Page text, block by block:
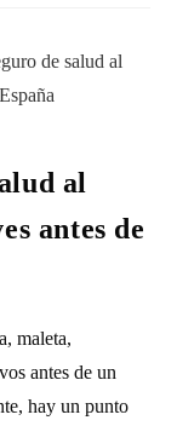
al
antes de
maleta,
antes de un
hay un punto